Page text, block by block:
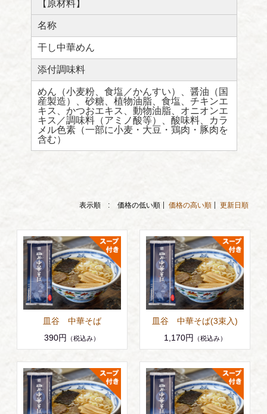
【原材料】
名称
干し中華めん
添付調味料
めん（小麦粉、食塩／かんすい）、醤油（国
産製造）、砂糖、植物油脂、食塩、チキンエ
キス、かつおエキス、動物油脂、オニオンエ
キス／調味料（アミノ酸等）、酸味料、カラ
メル色素（一部に小麦・大豆・鶏肉・豚肉を
含む）
表示順 : 価格の低い順 価格の高い順 更新日順
皿谷 中華そば
390円
（税込み）
皿谷 中華そば(3束入)
1,170円
（税込み）